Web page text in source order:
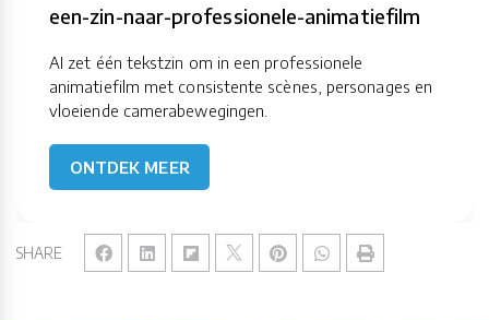
SHARE
een-zin-naar-professionele-animatiefilm
AI zet één tekstzin om in een professionele
animatiefilm met consistente scènes, personages en
vloeiende camerabewegingen.
ONTDEK MEER